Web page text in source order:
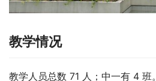
教学情况
教学人员总数 71 人；中一有 4 班。